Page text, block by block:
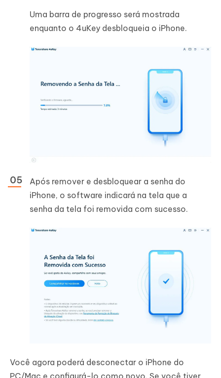
Uma barra de progresso será mostrada
enquanto o 4uKey desbloqueia o iPhone.
Após remover e desbloquear a senha do
iPhone, o software indicará na tela que a
senha da tela foi removida com sucesso.
Você agora poderá desconectar o iPhone do